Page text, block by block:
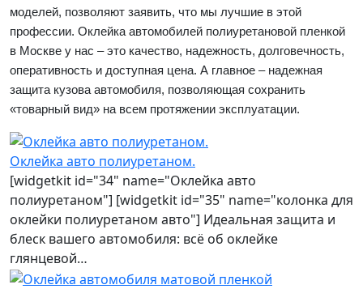
моделей, позволяют заявить, что мы лучшие в этой
профессии. Оклейка автомобилей полиуретановой пленкой
в Москве у нас – это качество, надежность, долговечность,
оперативность и доступная цена. А главное – надежная
защита кузова автомобиля, позволяющая сохранить
«товарный вид» на всем протяжении эксплуатации.
Оклейка авто полиуретаном.
[widgetkit id="34" name="Оклейка авто
полиуретаном"] [widgetkit id="35" name="колонка для
оклейки полиуретаном авто"] Идеальная защита и
блеск вашего автомобиля: всё об оклейке
глянцевой…